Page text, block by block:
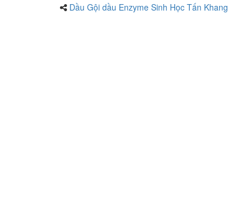
Dầu Gội dầu Enzyme Sinh Học Tấn Khang